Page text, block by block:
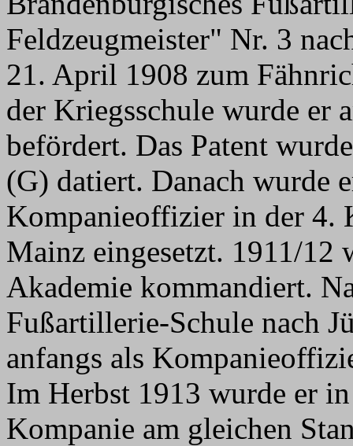
Feldzeugmeister" Nr. 3
21. April 1908 zum
der Kriegsschule wurde er
befördert. Das Patent
(G) datiert. Danach wurde
Kompanieoffizier in der 4.
Mainz eingesetzt. 1911/12
Akademie kommandiert.
Fußartillerie-Schule nach
anfangs als
Im Herbst 1913 wurde er
Kompanie am gleichen